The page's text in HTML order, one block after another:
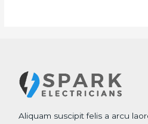
Aliquam suscipit felis a arcu